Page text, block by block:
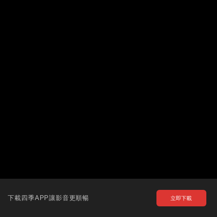
下載四季APP讓影音更順暢 立即下載